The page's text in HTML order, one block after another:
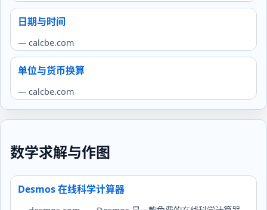
日期与时间
— calcbe.com
单位与货币换算
— calcbe.com
数学求解与作图
Desmos 在线科学计算器